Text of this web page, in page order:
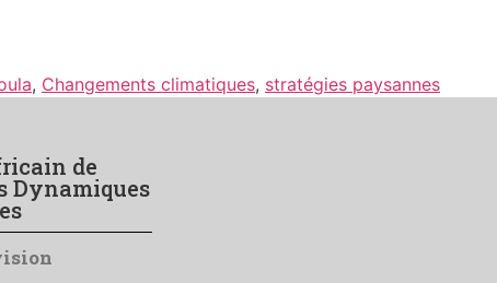
, Changements climatiques, stratégies paysannes
de
Dynamiques